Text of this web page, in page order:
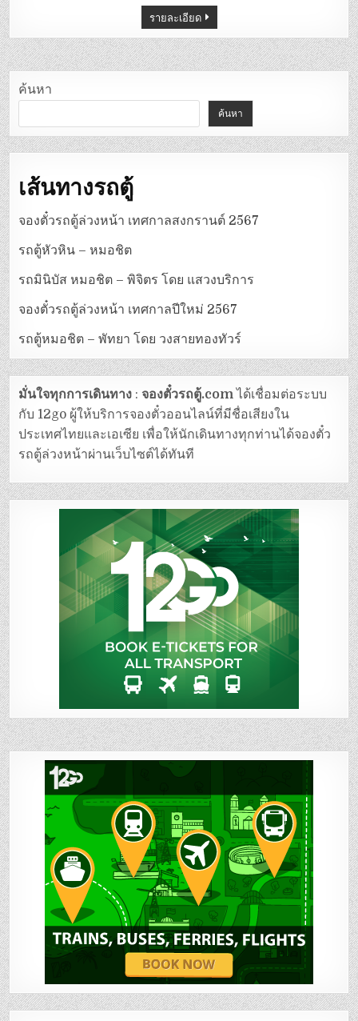
รายละเอียด
ค้นหา
ค้นหา
เส้นทางรถตู้
จองตั๋วรถตู้ล่วงหน้า เทศกาลสงกรานต์ 2567
รถตู้หัวหิน – หมอชิต
รถมินิบัส หมอชิต – พิจิตร โดย แสวงบริการ
จองตั๋วรถตู้ล่วงหน้า เทศกาลปีใหม่ 2567
รถตู้หมอชิต – พัทยา โดย วงสายทองทัวร์
มั่นใจทุกการเดินทาง :จองตั๋วรถตู้.comได้เชื่อมต่อระบบ
กับ 12go ผู้ให้บริการจองตั๋วออนไลน์ที่มีชื่อเสียงใน
ประเทศไทยและเอเซีย เพื่อให้นักเดินทางทุกท่านได้จองตั๋ว
รถตู้ล่วงหน้าผ่านเว็บไซต์ได้ทันที